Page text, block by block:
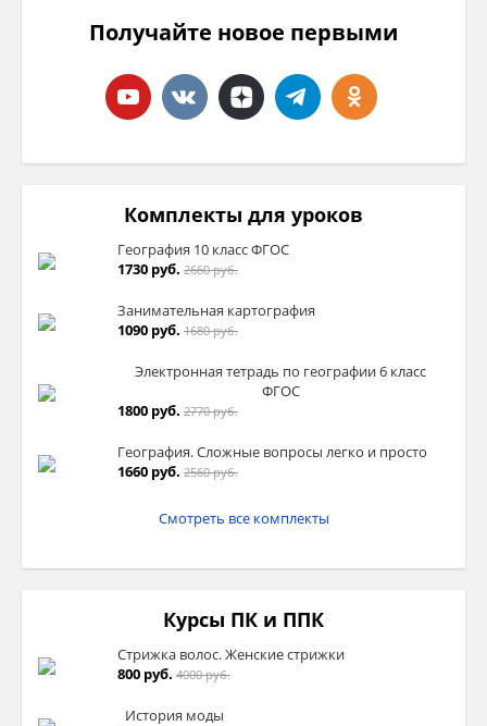
Получайте новое первыми
Комплекты для уроков
География 10 класс ФГОС
1730 руб. 2660 руб.
Занимательная картография
1090 руб. 1680 руб.
Электронная тетрадь по географии 6 класс
ФГОС
1800 руб. 2770 руб.
География. Сложные вопросы легко и просто
1660 руб. 2560 руб.
Смотреть все комплекты
Курсы ПК и ППК
Стрижка волос. Женские стрижки
800 руб. 4000 руб.
История моды